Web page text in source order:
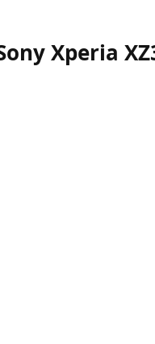
Xperia